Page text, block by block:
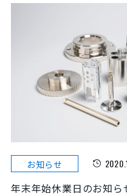
お知らせ
年末年始休業日のお知ら